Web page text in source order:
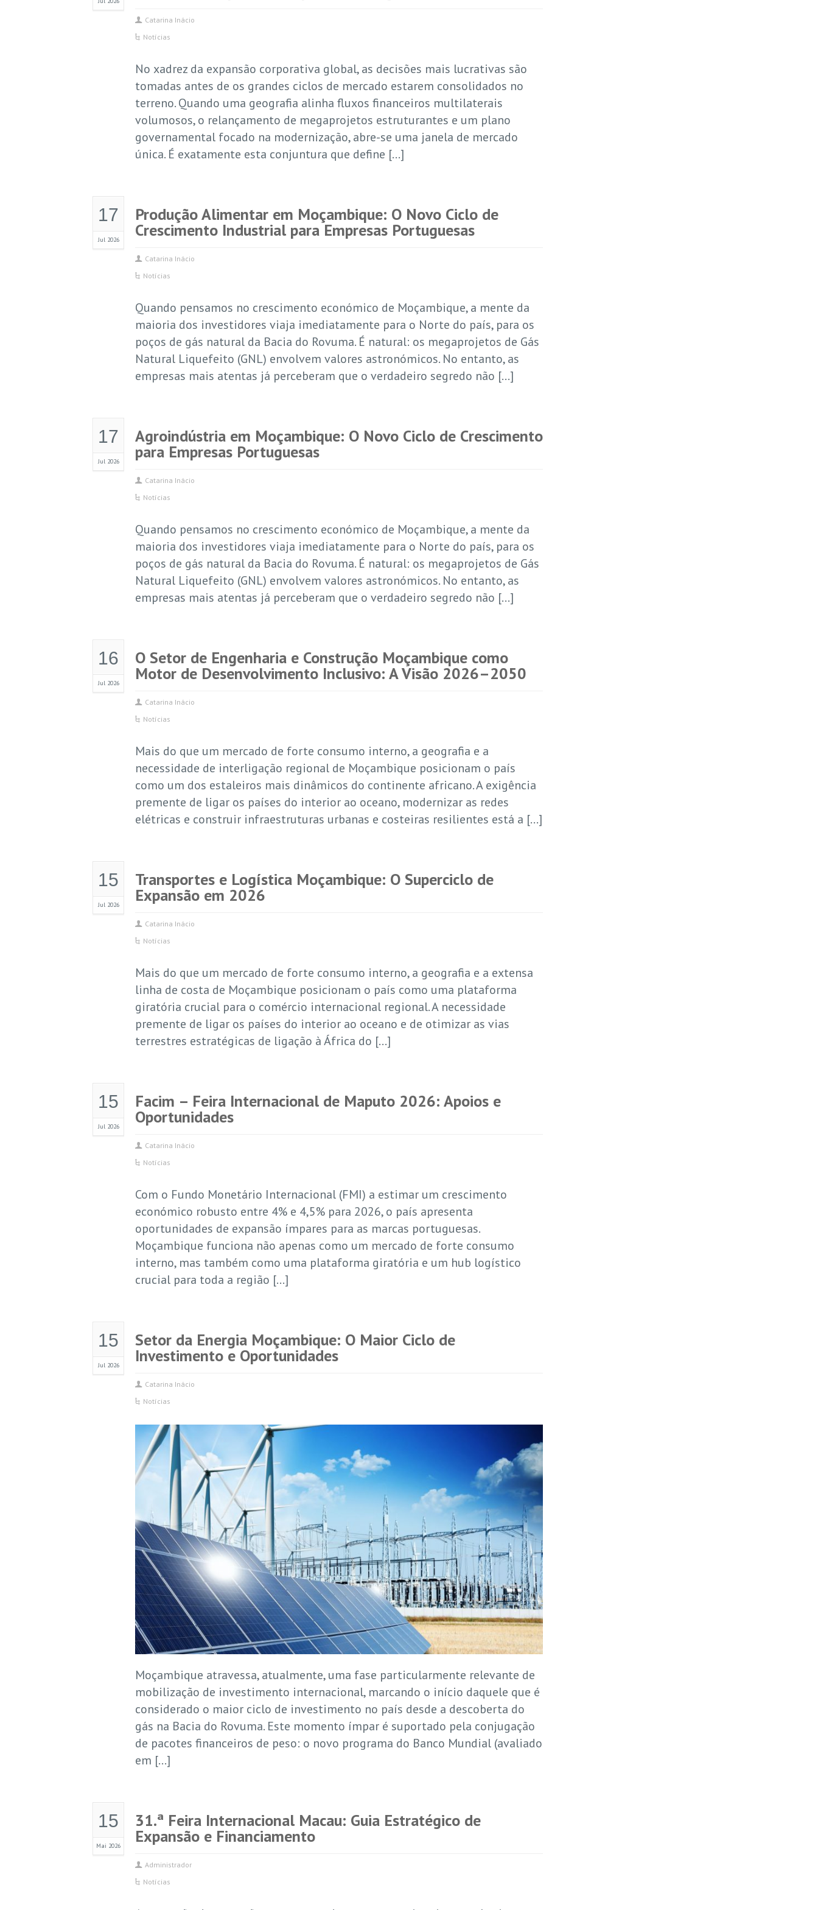
Catarina Inácio
Notícias
No xadrez da expansão corporativa global, as decisões mais lucrativas são
tomadas antes de os grandes ciclos de mercado estarem consolidados no
terreno. Quando uma geografia alinha fluxos financeiros multilaterais
volumosos, o relançamento de megaprojetos estruturantes e um plano
governamental focado na modernização, abre-se uma janela de mercado
única. É exatamente esta conjuntura que define […]
17
Jul 2026
Produção Alimentar em Moçambique: O Novo Ciclo de
Crescimento Industrial para Empresas Portuguesas
Catarina Inácio
Notícias
Quando pensamos no crescimento económico de Moçambique, a mente da
maioria dos investidores viaja imediatamente para o Norte do país, para os
poços de gás natural da Bacia do Rovuma. É natural: os megaprojetos de Gás
Natural Liquefeito (GNL) envolvem valores astronómicos. No entanto, as
empresas mais atentas já perceberam que o verdadeiro segredo não […]
17
Jul 2026
Agroindústria em Moçambique: O Novo Ciclo de Crescimento
para Empresas Portuguesas
Catarina Inácio
Notícias
Quando pensamos no crescimento económico de Moçambique, a mente da
maioria dos investidores viaja imediatamente para o Norte do país, para os
poços de gás natural da Bacia do Rovuma. É natural: os megaprojetos de Gás
Natural Liquefeito (GNL) envolvem valores astronómicos. No entanto, as
empresas mais atentas já perceberam que o verdadeiro segredo não […]
16
Jul 2026
O Setor de Engenharia e Construção Moçambique como
Motor de Desenvolvimento Inclusivo: A Visão 2026–2050
Catarina Inácio
Notícias
Mais do que um mercado de forte consumo interno, a geografia e a
necessidade de interligação regional de Moçambique posicionam o país
como um dos estaleiros mais dinâmicos do continente africano. A exigência
premente de ligar os países do interior ao oceano, modernizar as redes
elétricas e construir infraestruturas urbanas e costeiras resilientes está a […]
15
Jul 2026
Transportes e Logística Moçambique: O Superciclo de
Expansão em 2026
Catarina Inácio
Notícias
Mais do que um mercado de forte consumo interno, a geografia e a extensa
linha de costa de Moçambique posicionam o país como uma plataforma
giratória crucial para o comércio internacional regional. A necessidade
premente de ligar os países do interior ao oceano e de otimizar as vias
terrestres estratégicas de ligação à África do […]
15
Jul 2026
Facim – Feira Internacional de Maputo 2026: Apoios e
Oportunidades
Catarina Inácio
Notícias
Com o Fundo Monetário Internacional (FMI) a estimar um crescimento
económico robusto entre 4% e 4,5% para 2026, o país apresenta
oportunidades de expansão ímpares para as marcas portuguesas.
Moçambique funciona não apenas como um mercado de forte consumo
interno, mas também como uma plataforma giratória e um hub logístico
crucial para toda a região […]
15
Jul 2026
Setor da Energia Moçambique: O Maior Ciclo de
Investimento e Oportunidades
Catarina Inácio
Notícias
Moçambique atravessa, atualmente, uma fase particularmente relevante de
mobilização de investimento internacional, marcando o início daquele que é
considerado o maior ciclo de investimento no país desde a descoberta do
gás na Bacia do Rovuma. Este momento ímpar é suportado pela conjugação
de pacotes financeiros de peso: o novo programa do Banco Mundial (avaliado
em […]
15
Mai 2026
31.ª Feira Internacional Macau: Guia Estratégico de
Expansão e Financiamento
Administrador
Notícias